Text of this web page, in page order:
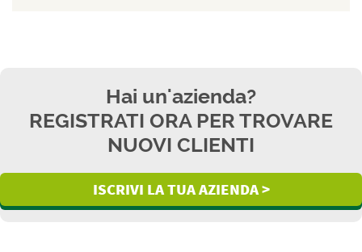
Hai un'azienda?
REGISTRATI ORA PER TROVARE
NUOVI CLIENTI
ISCRIVI LA TUA AZIENDA >